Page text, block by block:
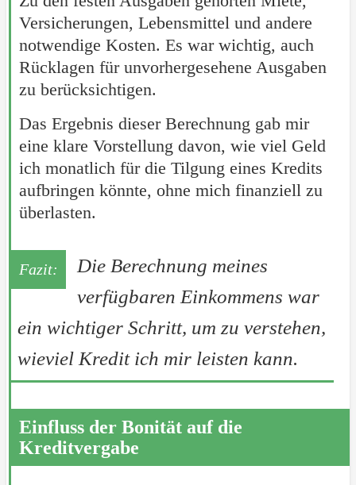
Versicherungen, Lebensmittel und andere
notwendige Kosten. Es war wichtig, auch
Rücklagen für unvorhergesehene Ausgaben
zu berücksichtigen.
Das Ergebnis dieser Berechnung gab mir
eine klare Vorstellung davon, wie viel Geld
ich monatlich für die Tilgung eines Kredits
aufbringen könnte, ohne mich finanziell zu
überlasten.
Die Berechnung meines
verfügbaren Einkommens war
ein wichtiger Schritt, um zu verstehen,
wieviel Kredit ich mir leisten kann.
Einfluss der Bonität auf die
Kreditvergabe